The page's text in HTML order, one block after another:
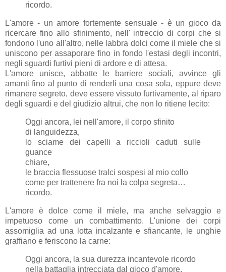
ricordo.
L'amore - un amore fortemente sensuale - è un gioco da
ricercare fino allo sfinimento, nell' intreccio di corpi che si
fondono l'uno all'altro, nelle labbra dolci come il miele che si
uniscono per assaporare fino in fondo l'estasi degli incontri,
negli sguardi furtivi pieni di ardore e di attesa.
L'amore unisce, abbatte le barriere sociali, avvince gli
amanti fino al punto di renderli una cosa sola, eppure deve
rimanere segreto, deve essere vissuto furtivamente, al riparo
degli sguardi e del giudizio altrui, che non lo ritiene lecito:
Oggi ancora, lei nell'amore, il corpo sfinito
di languidezza,
lo sciame dei capelli a riccioli caduti sulle
guance
chiare,
le braccia flessuose tralci sospesi al mio collo
come per trattenere fra noi la colpa segreta…
ricordo.
L'amore è dolce come il miele, ma anche selvaggio e
impetuoso come un combattimento. L'unione dei corpi
assomiglia ad una lotta incalzante e sfiancante, le unghie
graffiano e feriscono la carne:
Oggi ancora, la sua durezza incantevole ricordo
nella battaglia intrecciata dal gioco d'amore,